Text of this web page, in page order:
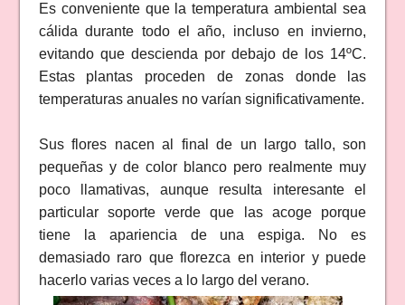
Es conveniente que la temperatura ambiental sea
cálida durante todo el año, incluso en invierno,
evitando que descienda por debajo de los 14ºC.
Estas plantas proceden de zonas donde las
temperaturas anuales no varían significativamente.
Sus flores nacen al final de un largo tallo, son
pequeñas y de color blanco pero realmente muy
poco llamativas, aunque resulta interesante el
particular soporte verde que las acoge porque
tiene la apariencia de una espiga. No es
demasiado raro que florezca en interior y puede
hacerlo varias veces a lo largo del verano.